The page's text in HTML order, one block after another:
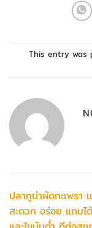
This entry was
ปลาทูน่าผัดกะเพรา
สะดวก อร่อย แถมไ